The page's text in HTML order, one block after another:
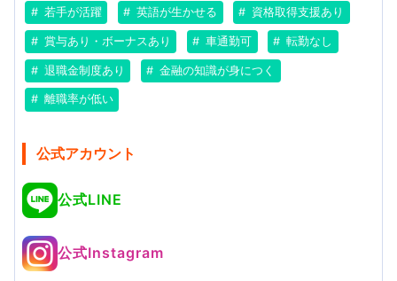
若手が活躍 英語が生かせる 資格取得支援あり
賞与あり・ボーナスあり 車通勤可 転勤なし
退職金制度あり 金融の知識が身につく
離職率が低い
公式アカウント
公式LINE
公式Instagram